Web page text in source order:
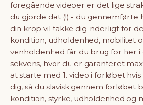
foregående videoer er det lige
du gjorde det (!) - du gennemførte
din krop vil takke dig inderligt for
kondition, udholdenhed, mobilitet
venholdenhed får du brug for her i
sekvens, hvor du er garanteret
at starte med 1. video i forløbet
dig, så du slavisk gennem forløbet
kondition, styrke, udholdenhed og